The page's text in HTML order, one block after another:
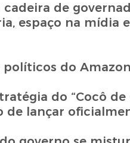
de
espaço na mídia
políticos do
do “Cocô
lançar